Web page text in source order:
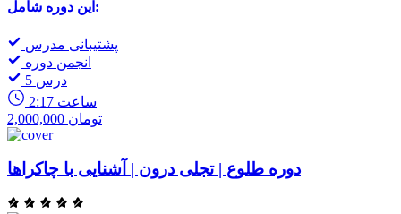
این دوره شامل:
پشتیبانی مدرس
انجمن دوره
5 درس
2:17 ساعت
2,000,000 تومان
دوره طلوع | تجلی درون | آشنایی با چاکراها